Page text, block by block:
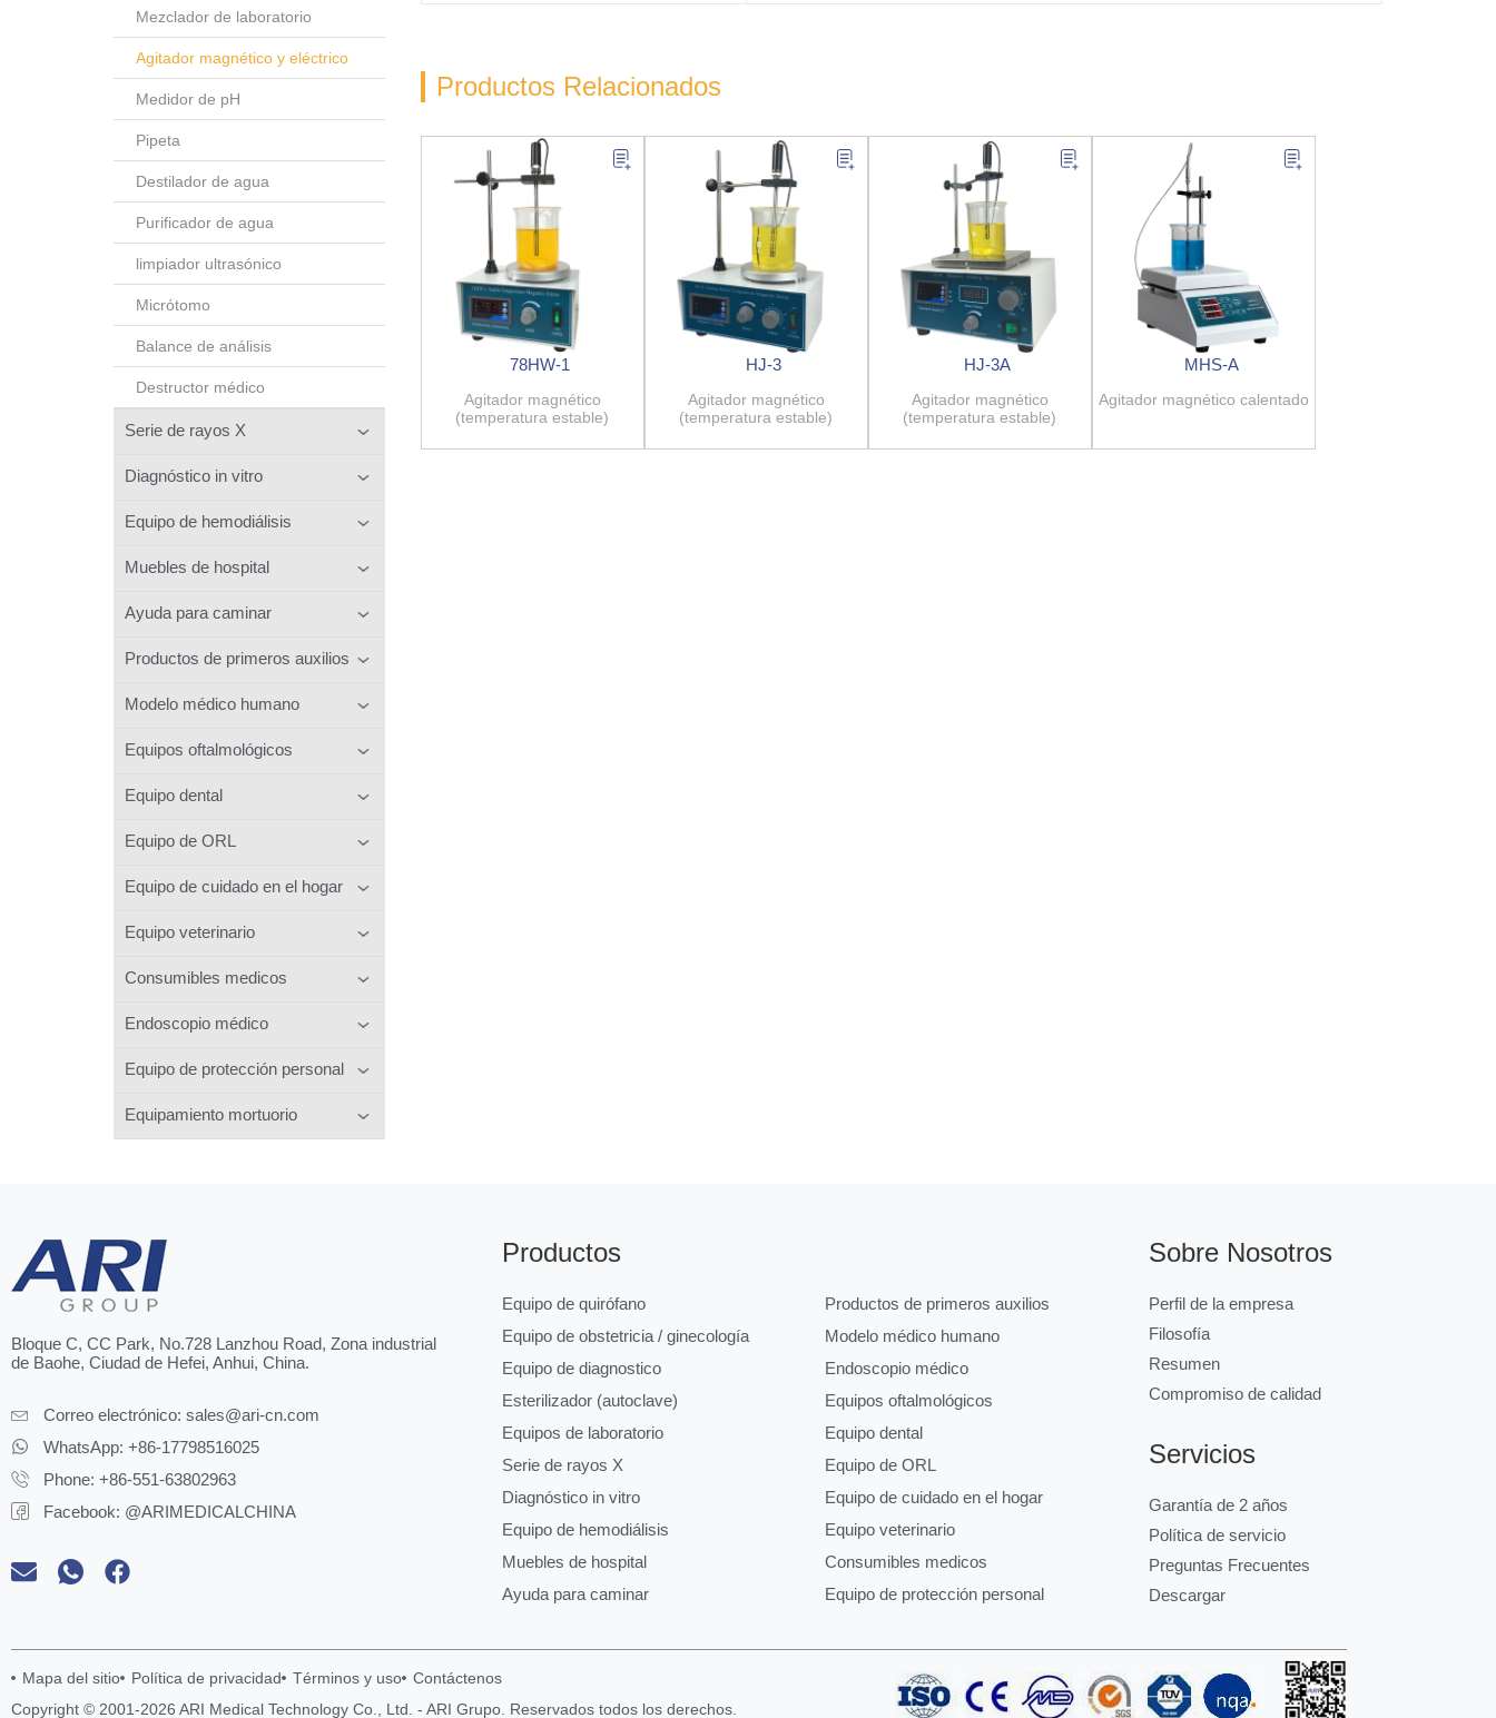
Mezclador de laboratorio
Agitador magnético y eléctrico
Medidor de pH
Pipeta
Destilador de agua
Purificador de agua
limpiador ultrasónico
Micrótomo
Balance de análisis
Destructor médico
Serie de rayos X
Diagnóstico in vitro
Equipo de hemodiálisis
Muebles de hospital
Ayuda para caminar
Productos de primeros auxilios
Modelo médico humano
Equipos oftalmológicos
Equipo dental
Equipo de ORL
Equipo de cuidado en el hogar
Equipo veterinario
Consumibles medicos
Endoscopio médico
Equipo de protección personal
Equipamiento mortuorio
Productos Relacionados
78HW-1
Agitador magnético
(temperatura estable)
HJ-3
Agitador magnético
(temperatura estable)
HJ-3A
Agitador magnético
(temperatura estable)
MHS-A
Agitador magnético calentado
Bloque C, CC Park, No.728 Lanzhou Road, Zona industrial
de Baohe, Ciudad de Hefei, Anhui, China.
Correo electrónico: sales@ari-cn.com
WhatsApp: +86-17798516025
Phone: +86-551-63802963
Facebook: @ARIMEDICALCHINA
Productos
Equipo de quirófano
Equipo de obstetricia / ginecología
Equipo de diagnostico
Esterilizador (autoclave)
Equipos de laboratorio
Serie de rayos X
Diagnóstico in vitro
Equipo de hemodiálisis
Muebles de hospital
Ayuda para caminar
Productos de primeros auxilios
Modelo médico humano
Endoscopio médico
Equipos oftalmológicos
Equipo dental
Equipo de ORL
Equipo de cuidado en el hogar
Equipo veterinario
Consumibles medicos
Equipo de protección personal
Sobre Nosotros
Perfil de la empresa
Filosofía
Resumen
Compromiso de calidad
Servicios
Garantía de 2 años
Política de servicio
Preguntas Frecuentes
Descargar
Mapa del sitio Política de privacidad Términos y uso
Contáctenos
Copyright © 2001-2026 ARI Medical Technology Co., Ltd. - ARI Grupo. Reservados todos los derechos.